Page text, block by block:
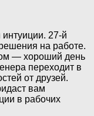
27-й
на работе.
— хороший день
переходит в
от друзей.
вам
в рабочих